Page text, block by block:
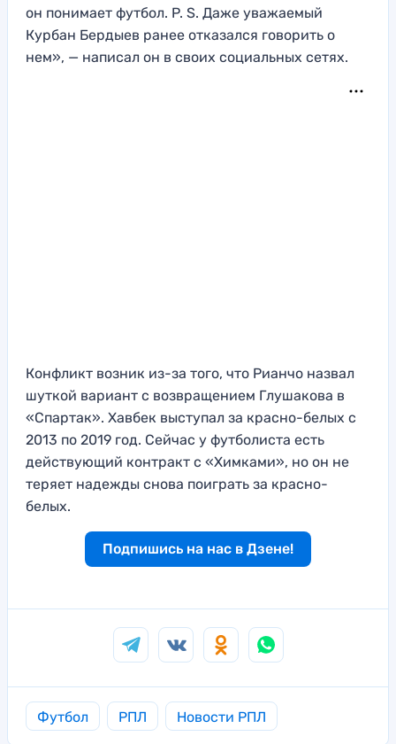
он понимает футбол. P. S. Даже уважаемый
Курбан Бердыев ранее отказался говорить о
нем», — написал он в своих социальных сетях.
Конфликт возник из-за того, что Рианчо назвал
шуткой вариант с возвращением Глушакова в
«Спартак». Хавбек выступал за красно-белых с
2013 по 2019 год. Сейчас у футболиста есть
действующий контракт с «Химками», но он не
теряет надежды снова поиграть за красно-
белых.
Подпишись на нас в Дзене!
Футбол РПЛ Новости РПЛ